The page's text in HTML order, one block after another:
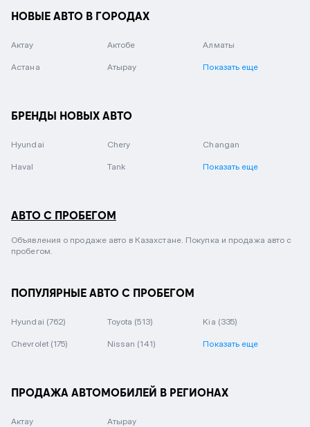
НОВЫЕ АВТО В ГОРОДАХ
Актау Актобе Алматы
Астана Атырау Показать еще
БРЕНДЫ НОВЫХ АВТО
Hyundai Chery Changan
Haval Tank Показать еще
АВТО С ПРОБЕГОМ
Объявления о продаже авто в Казахстане. Покупка и продажа авто с
пробегом.
ПОПУЛЯРНЫЕ АВТО С ПРОБЕГОМ
Hyundai (762) Toyota (513) Kia (335)
Chevrolet (175) Nissan (141) Показать еще
ПРОДАЖА АВТОМОБИЛЕЙ В РЕГИОНАХ
Актау Атырау